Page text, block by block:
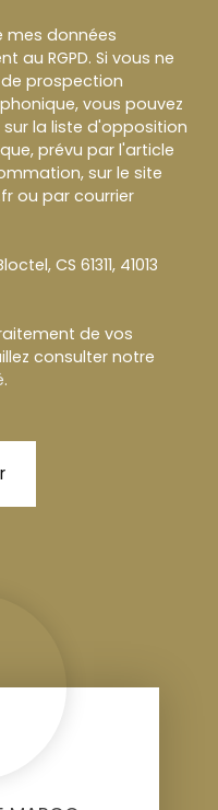
données
au RGPD. Si vous ne
prospection
vous pouvez
la liste d'opposition
prévu par l'article
sur le site
ou par courrier
CS 61311, 41013
de vos
consulter notre
.